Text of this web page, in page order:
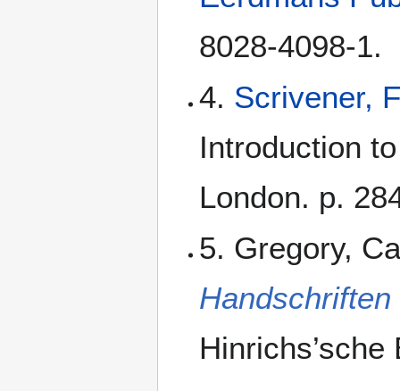
8028-4098-1.
4. Scrivener,
Introduction
London. p.
5. Gregory,